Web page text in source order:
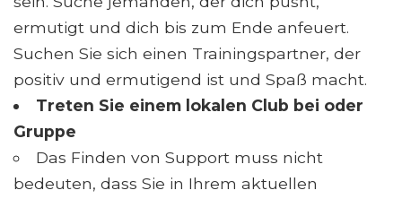
ermutigt und dich bis zum Ende anfeuert.
Suchen Sie sich einen Trainingspartner, der
positiv und ermutigend ist und Spaß macht.
Treten Sie einem lokalen Club bei oder
Gruppe
Das Finden von Support muss nicht
bedeuten, dass Sie in Ihrem aktuellen